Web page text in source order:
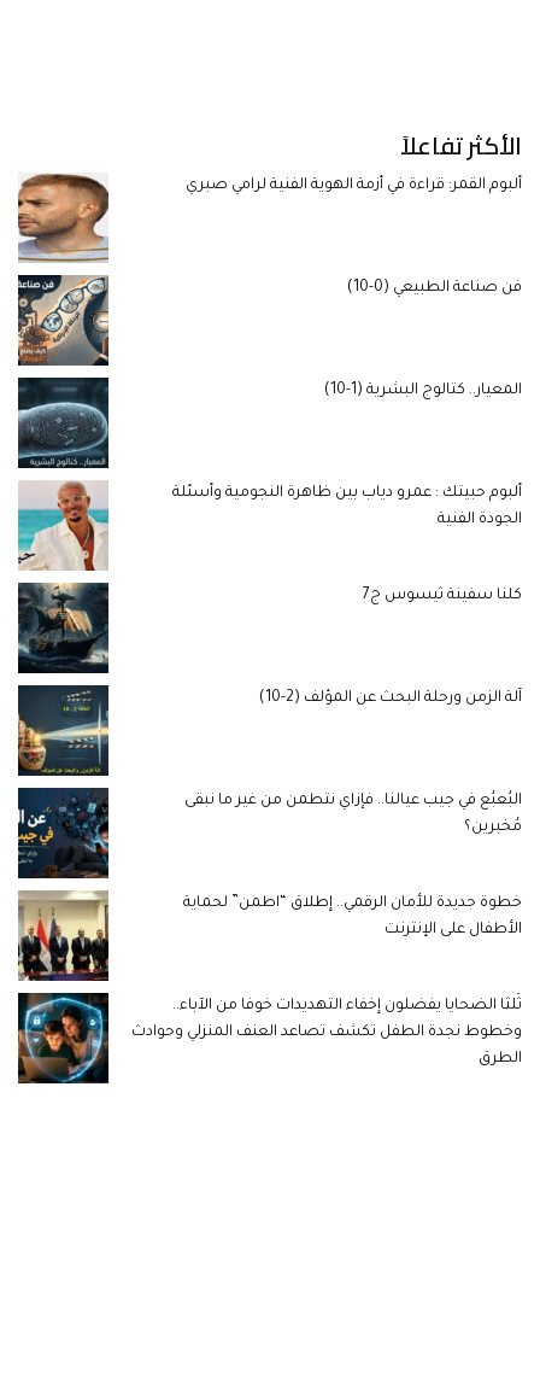
الأكثر تفاعلاً
ألبوم القمر: قراءة في أزمة الهوية الفنية لرامي صبري
فن صناعة الطبيعي (0-10)
المعيار.. كتالوج البشرية (1-10)
ألبوم حبيتك : عمرو دياب بين ظاهرة النجومية وأسئلة
الجودة الفنية
كلنا سفينة ثيسوس ج7
آلة الزمن ورحلة البحث عن المؤلف (2-10)
البُعبُع في جيب عيالنا.. فإزاي نتطمن من غير ما نبقى
مُخبرين؟
خطوة جديدة للأمان الرقمي.. إطلاق “اطمن” لحماية
الأطفال على الإنترنت
ثُلثا الضحايا يفضلون إخفاء التهديدات خوفا من الآباء..
وخطوط نجدة الطفل تكشف تصاعد العنف المنزلي وحوادث
الطرق